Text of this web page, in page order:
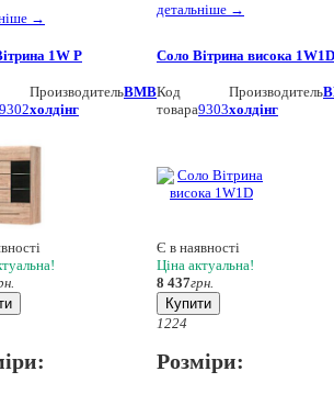
→
детальніше →
1W Р
9302
ПроизводительВМВ
холдінг
Соло Вітрина висока 1W1D
Код
товара9303
Производитель
холдінг
Є в наявності
Ціна актуальна!
8 437грн.
Купити
1224
Розміри: